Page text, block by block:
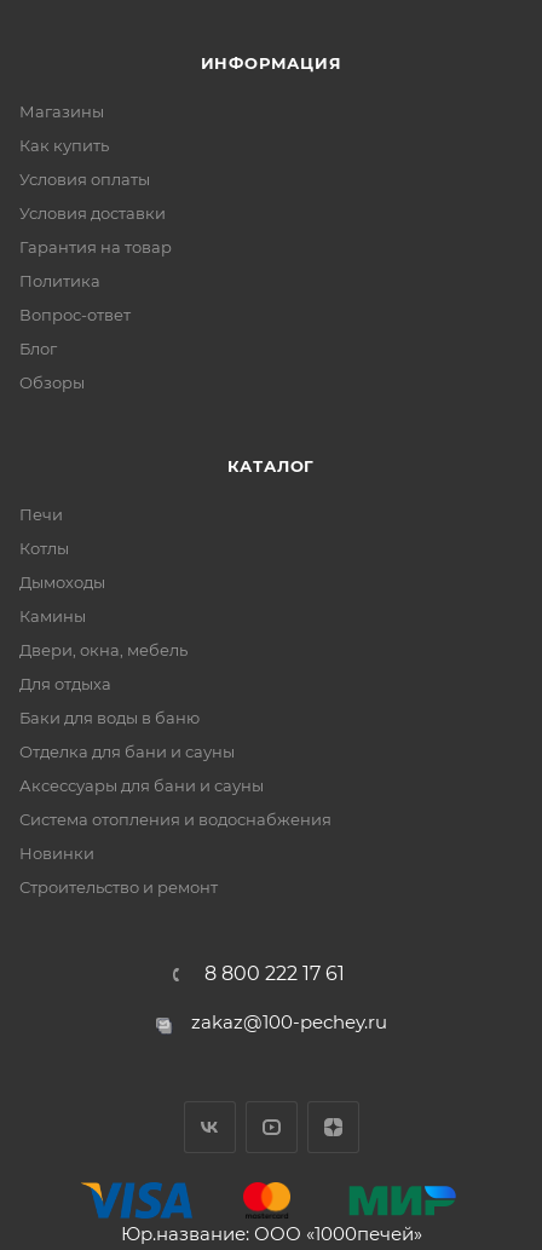
ИНФОРМАЦИЯ
Магазины
Как купить
Условия оплаты
Условия доставки
Гарантия на товар
Политика
Вопрос-ответ
Блог
Обзоры
КАТАЛОГ
Печи
Котлы
Дымоходы
Камины
Двери, окна, мебель
Для отдыха
Баки для воды в баню
Отделка для бани и сауны
Аксессуары для бани и сауны
Система отопления и водоснабжения
Новинки
Строительство и ремонт
8 800 222 17 61
zakaz@100-pechey.ru
Юр.название: ООО «1000печей»